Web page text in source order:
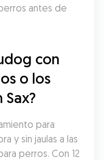
antes de
con
o los
para
y sin jaulas a las
perros. Con 12